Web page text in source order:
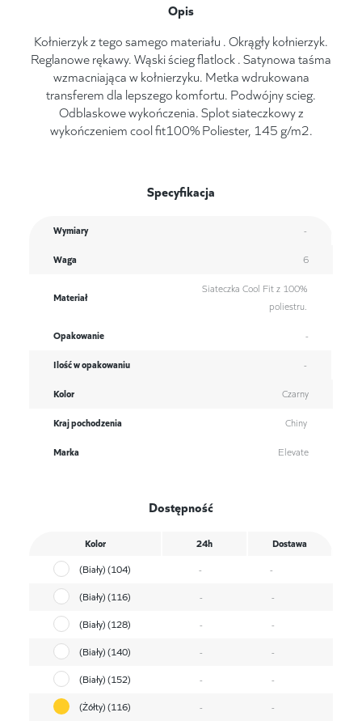
Opis
Kołnierzyk z tego samego materiału . Okrągły kołnierzyk.
Reglanowe rękawy. Wąski ścieg flatlock . Satynowa taśma
wzmacniająca w kołnierzyku. Metka wdrukowana
transferem dla lepszego komfortu. Podwójny scieg.
Odblaskowe wykończenia. Splot siateczkowy z
wykończeniem cool fit100% Poliester, 145 g/m2.
Specyfikacja
Wymiary -
Waga 6
Materiał
Siateczka Cool Fit z 100%
poliestru.
Opakowanie -
Ilość w opakowaniu -
Kolor Czarny
Kraj pochodzenia Chiny
Marka Elevate
Dostępność
Kolor 24h
Dostawa
(Biały) (104)
-
-
(Biały) (116)
-
-
(Biały) (128)
-
-
(Biały) (140)
-
-
(Biały) (152)
-
-
(Żółty) (116)
- -